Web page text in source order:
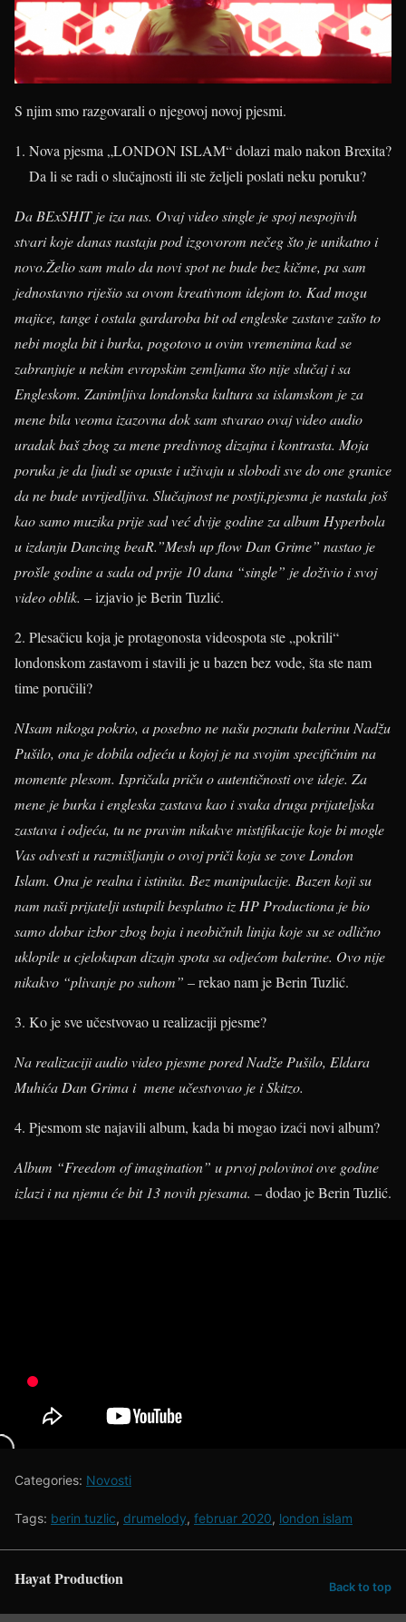
S njim smo razgovarali o njegovoj novoj pjesmi.
Nova pjesma „LONDON ISLAM“ dolazi malo nakon Brexita?
Da li se radi o slučajnosti ili ste željeli poslati neku poruku?
Da BExSHIT je iza nas. Ovaj video single je spoj nespojivih
stvari koje danas nastaju pod izgovorom nečeg što je unikatno i
novo.Želio sam malo da novi spot ne bude bez kičme, pa sam
jednostavno riješio sa ovom kreativnom idejom to. Kad mogu
majice, tange i ostala gardaroba bit od engleske zastave zašto to
nebi mogla bit i burka, pogotovo u ovim vremenima kad se
zabranjuje u nekim evropskim zemljama što nije slučaj i sa
Engleskom. Zanimljiva londonska kultura sa islamskom je za
mene bila veoma izazovna dok sam stvarao ovaj video audio
uradak baš zbog za mene predivnog dizajna i kontrasta. Moja
poruka je da ljudi se opuste i uživaju u slobodi sve do one granice
da ne bude uvrijedljiva. Slučajnost ne postji,pjesma je nastala još
kao samo muzika prije sad već dvije godine za album Hyperbola
u izdanju Dancing beaR.”Mesh up flow Dan Grime” nastao je
prošle godine a sada od prije 10 dana “single” je doživio i svoj
video oblik. – izjavio je Berin Tuzlić.
2. Plesačicu koja je protagonosta videospota ste „pokrili“
londonskom zastavom i stavili je u bazen bez vode, šta ste nam
time poručili?
NIsam nikoga pokrio, a posebno ne našu poznatu balerinu Nadžu
Pušilo, ona je dobila odjeću u kojoj je na svojim specifičnim na
momente plesom. Ispričala priču o autentičnosti ove ideje. Za
mene je burka i engleska zastava kao i svaka druga prijateljska
zastava i odjeća, tu ne pravim nikakve mistifikacije koje bi mogle
Vas odvesti u razmišljanju o ovoj priči koja se zove London
Islam. Ona je realna i istinita. Bez manipulacije. Bazen koji su
nam naši prijatelji ustupili besplatno iz HP Productiona je bio
samo dobar izbor zbog boja i neobičnih linija koje su se odlično
uklopile u cjelokupan dizajn spota sa odjećom balerine. Ovo nije
nikakvo “plivanje po suhom” – rekao nam je Berin Tuzlić.
3. Ko je sve učestvovao u realizaciji pjesme?
Na realizaciji audio video pjesme pored Nadže Pušilo, Eldara
Muhića Dan Grima i mene učestvovao je i Skitzo.
4. Pjesmom ste najavili album, kada bi mogao izaći novi album?
Album “Freedom of imagination” u prvoj polovinoi ove godine
izlazi i na njemu će bit 13 novih pjesama. – dodao je Berin Tuzlić.
Categories: Novosti
Tags: berin tuzlic, drumelody, februar 2020, london islam
Hayat Production Back to top